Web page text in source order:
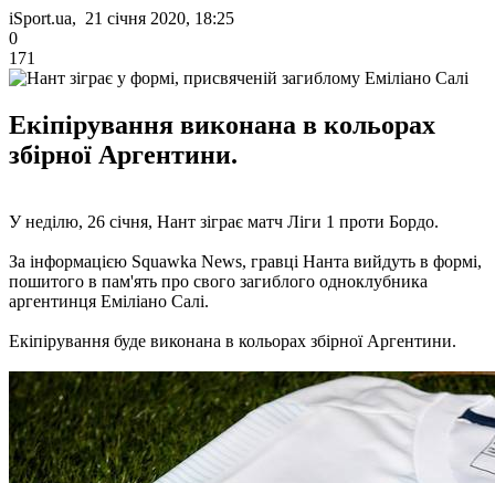
iSport.ua, 21 січня 2020, 18:25
0
171
Екіпірування виконана в кольорах
збірної Аргентини.
У неділю, 26 січня, Нант зіграє матч Ліги 1 проти Бордо.
За інформацією Squawka News, гравці Нанта вийдуть в формі,
пошитого в пам'ять про свого загиблого одноклубника
аргентинця Еміліано Салі.
Екіпірування буде виконана в кольорах збірної Аргентини.